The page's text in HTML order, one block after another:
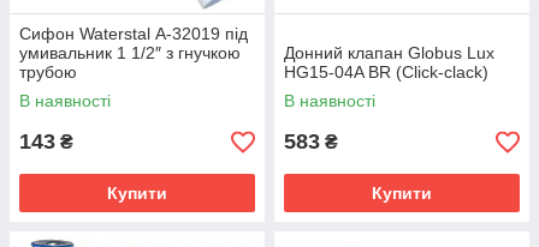
Сифон Waterstal А-32019 під
умивальник 1 1/2″ з гнучкою
трубою
В наявності
143 ₴
Купити
Донний клапан Globus Lux
HG15-04A BR (Click-clack)
В наявності
583 ₴
Купити